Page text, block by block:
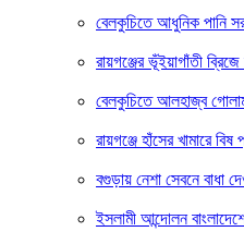
বেলকুচিতে আধুনিক পানি
রায়গঞ্জের ভূঁইয়াগাঁতী
বেলকুচিতে আলহাজ্ব
রায়গঞ্জে হাঁসের খামারে
বগুড়ায় নেশা সেবনে বাধা
ইসলামী আন্দোলন